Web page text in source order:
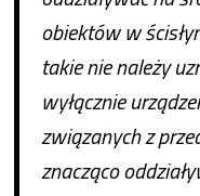
obiektów w
takie nie należy
wyłącznie
związanych z
znacząco